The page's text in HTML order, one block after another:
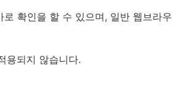
확인을 할 수 있으며, 일반 웹브라
용되지 않습니다.